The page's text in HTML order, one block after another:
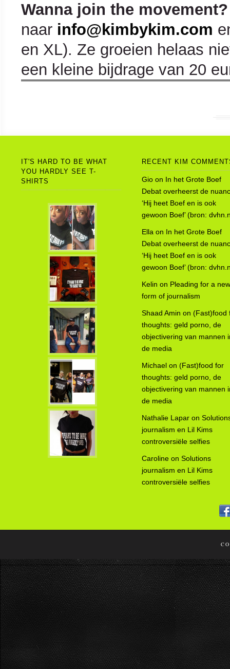
Wanna join the movement?
naar info@kimbykim.com
en XL). Ze groeien helaas
een kleine bijdrage van 20
IT'S HARD TO BE WHAT
YOU HARDLY SEE T-
SHIRTS
RECENT KIM
Gio on In het Grote Boef
Debat overheerst de
‘Hij heet Boef en is ook
gewoon Boef’ (bron:
Ella on In het Grote Boef
Debat overheerst de
‘Hij heet Boef en is ook
gewoon Boef’ (bron:
Kelin on Pleading for a new
form of journalism
Shaad Amin on (Fast)food
thoughts: geld porno, de
objectivering van mannen
de media
Michael on (Fast)food for
thoughts: geld porno, de
objectivering van mannen
de media
Nathalie Lapar on
journalism en Lil Kims
controversiële selfies
Caroline on Solutions
journalism en Lil Kims
controversiële selfies